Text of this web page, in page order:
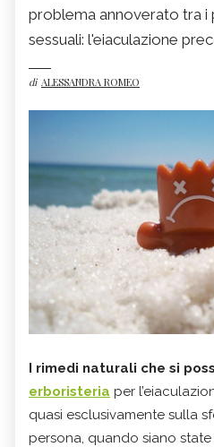
problema annoverato tra i
sessuali: l'eiaculazione
di ALESSANDRA ROMEO
I rimedi naturali che si
erboristeria per
quasi esclusivamente sulla
persona, quando siano